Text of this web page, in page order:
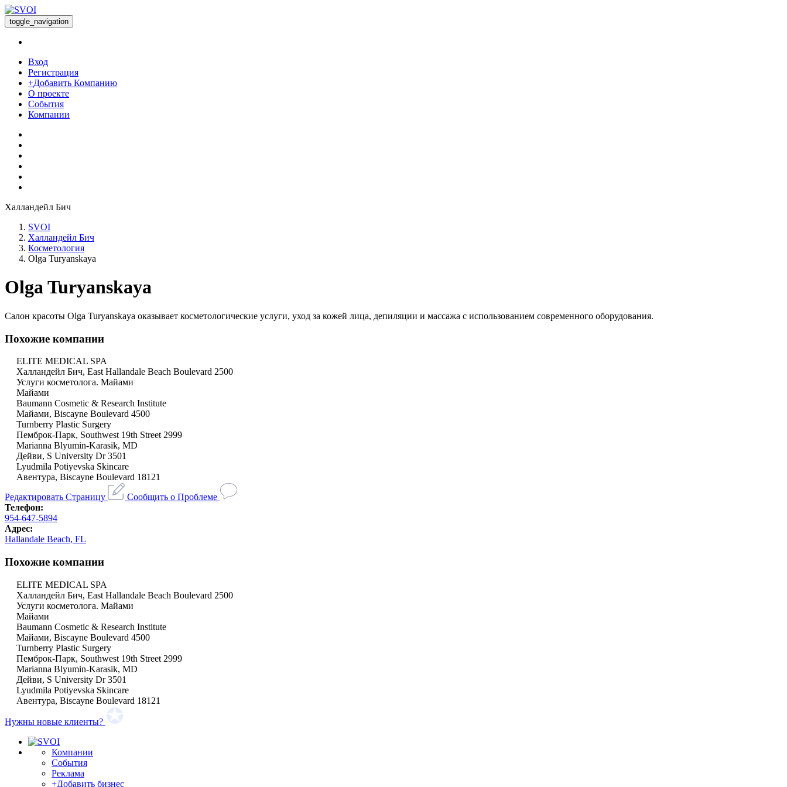
toggle_navigation
Вход
Регистрация
+Добавить Компанию
О проекте
События
Компании
Халландейл Бич
SVOI
Халландейл Бич
Косметология
Olga Turyanskaya
Olga Turyanskaya
Салон красоты Olga Turyanskaya оказывает косметологические услуги, уход за кожей лица, депиляции и массажа с использованием современного оборудования.
Похожие компании
ELITE MEDICAL SPA
Халландейл Бич, East Hallandale Beach Boulevard 2500
Услуги косметолога. Майами
Майами
Baumann Cosmetic & Research Institute
Майами, Biscayne Boulevard 4500
Turnberry Plastic Surgery
Пемброк-Парк, Southwest 19th Street 2999
Marianna Blyumin-Karasik, MD
Дейви, S University Dr 3501
Lyudmila Potiyevska Skincare
Авентура, Biscayne Boulevard 18121
Редактировать Страницу
Сообщить о Проблеме
Телефон:
954-647-5894
Адрес:
Hallandale Beach, FL
Похожие компании
ELITE MEDICAL SPA
Халландейл Бич, East Hallandale Beach Boulevard 2500
Услуги косметолога. Майами
Майами
Baumann Cosmetic & Research Institute
Майами, Biscayne Boulevard 4500
Turnberry Plastic Surgery
Пемброк-Парк, Southwest 19th Street 2999
Marianna Blyumin-Karasik, MD
Дейви, S University Dr 3501
Lyudmila Potiyevska Skincare
Авентура, Biscayne Boulevard 18121
Нужны новые клиенты?
Компании
События
Реклама
+Добавить бизнес